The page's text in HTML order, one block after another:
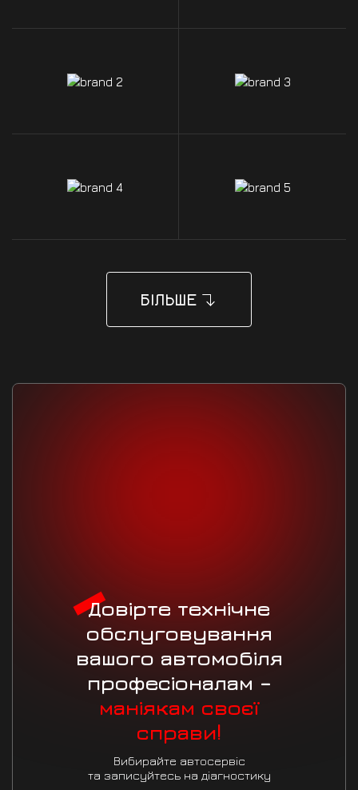
БІЛЬШЕ
Довірте технічне
обслуговування
вашого автомобіля
професіоналам –
маніякам своєї
справи!
Вибирайте автосервіс
та записуйтесь на діагностику